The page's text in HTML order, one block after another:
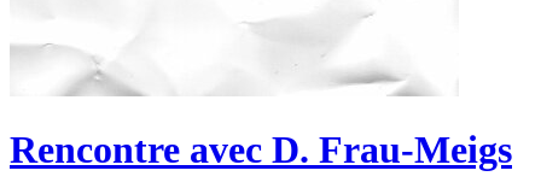
Rencontre avec D. Frau-Meigs